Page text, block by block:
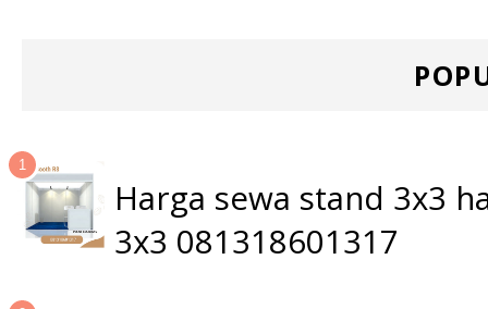
Harga sewa stand 3x3
3x3 081318601317